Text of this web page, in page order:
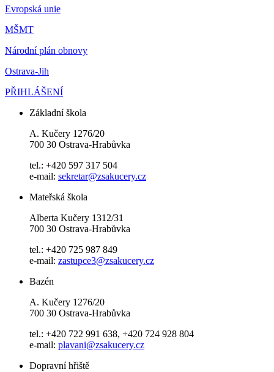
Evropská unie
MŠMT
Národní plán obnovy
Ostrava-Jih
PŘIHLÁŠENÍ
Základní škola
A. Kučery 1276/20
700 30 Ostrava-Hrabůvka
tel.: +420 597 317 504
e-mail: sekretar@zsakucery.cz
Mateřská škola
Alberta Kučery 1312/31
700 30 Ostrava-Hrabůvka
tel.: +420 725 987 849
e-mail: zastupce3@zsakucery.cz
Bazén
A. Kučery 1276/20
700 30 Ostrava-Hrabůvka
tel.: +420 722 991 638, +420 724 928 804
e-mail: plavani@zsakucery.cz
Dopravní hřiště